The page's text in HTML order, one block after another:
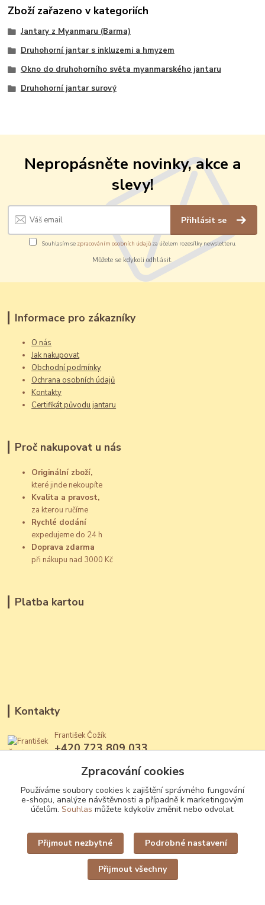
Zboží zařazeno v kategoriích
Jantary z Myanmaru (Barma)
Druhohorní jantar s inkluzemi a hmyzem
Okno do druhohorního světa myanmarského jantaru
Druhohorní jantar surový
Nepropásněte novinky, akce a
slevy!
Přihlásit se
Souhlasím se zpracováním osobních údajůza účelem rozesílky newsletteru.
Můžete se kdykoli odhlásit.
Informace pro zákazníky
O nás
Jak nakupovat
Obchodní podmínky
Ochrana osobních údajů
Kontakty
Certifikát původu jantaru
Proč nakupovat u nás
Originální zboží,
které jinde nekoupíte
Kvalita a pravost,
za kterou ručíme
Rychlé dodání
expedujeme do 24 h
Doprava zdarma
při nákupu nad 3000 Kč
Platba kartou
Kontakty
František Čožík
+420 723 809 033
Upravit sběr cookies.
Zpracování cookies
Používáme soubory cookies k zajištění správného fungování
e-shopu, analýze návštěvnosti a případně k marketingovým
účelům. Souhlas můžete kdykoliv změnit nebo odvolat.
Přijmout nezbytné Podrobné nastavení
Přijmout všechny